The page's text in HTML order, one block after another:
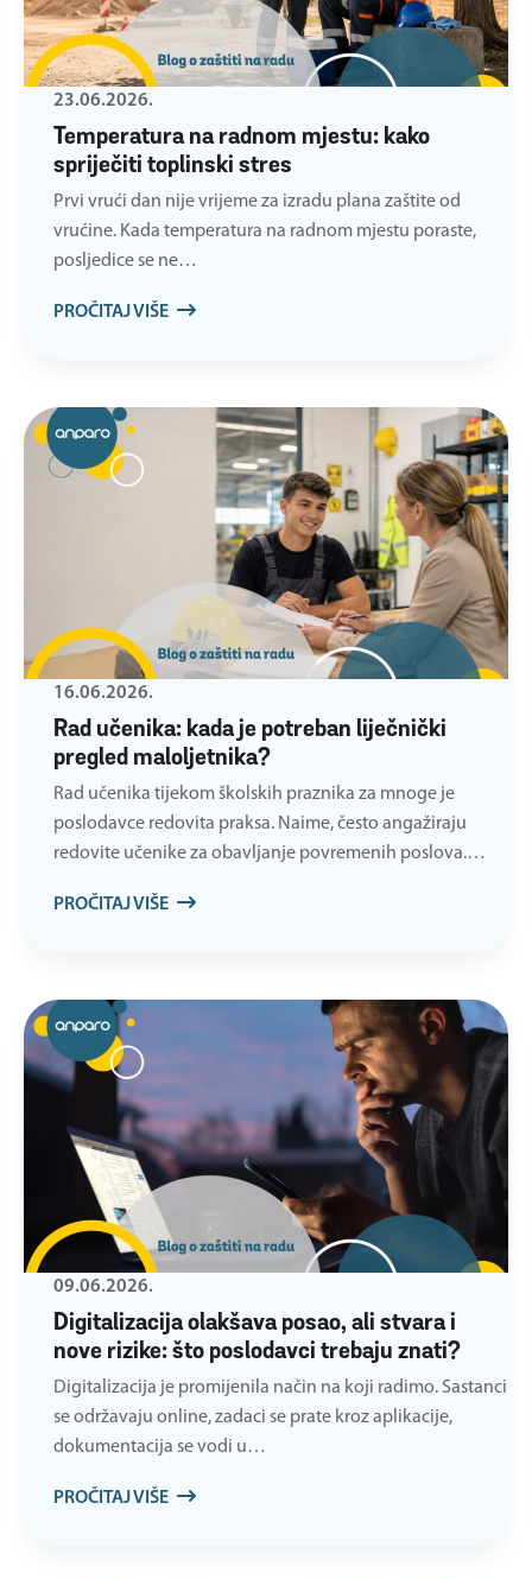
Temperatura na radnom mjestu: kako
spriječiti toplinski stres
23.06.2026.
Prvi vrući dan nije vrijeme za izradu plana zaštite od
vrućine. Kada temperatura na radnom mjestu poraste,
posljedice se ne…
PROČITAJ VIŠE
Rad učenika: kada je potreban liječnički
pregled maloljetnika?
16.06.2026.
Rad učenika tijekom školskih praznika za mnoge je
poslodavce redovita praksa. Naime, često angažiraju
redovite učenike za obavljanje povremenih poslova.…
PROČITAJ VIŠE
Digitalizacija olakšava posao, ali stvara i
nove rizike: što poslodavci trebaju znati?
09.06.2026.
Digitalizacija je promijenila način na koji radimo. Sastanci
se održavaju online, zadaci se prate kroz aplikacije,
dokumentacija se vodi u…
PROČITAJ VIŠE